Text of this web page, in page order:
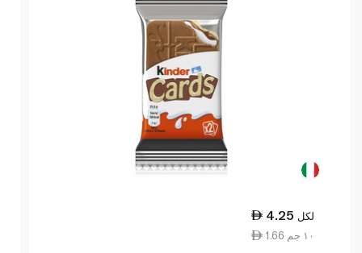
4.25 لكل
1.66 ١٠ جم